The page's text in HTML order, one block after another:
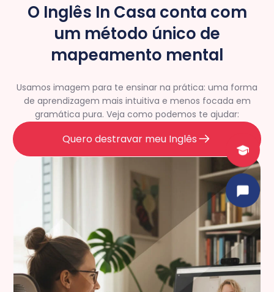
O Inglês In Casa conta com
um método único de
mapeamento mental
Usamos imagem para te ensinar na prática: uma forma
de aprendizagem mais intuitiva e menos focada em
gramática pura. Veja como podemos te ajudar:
Quero destravar meu Inglês